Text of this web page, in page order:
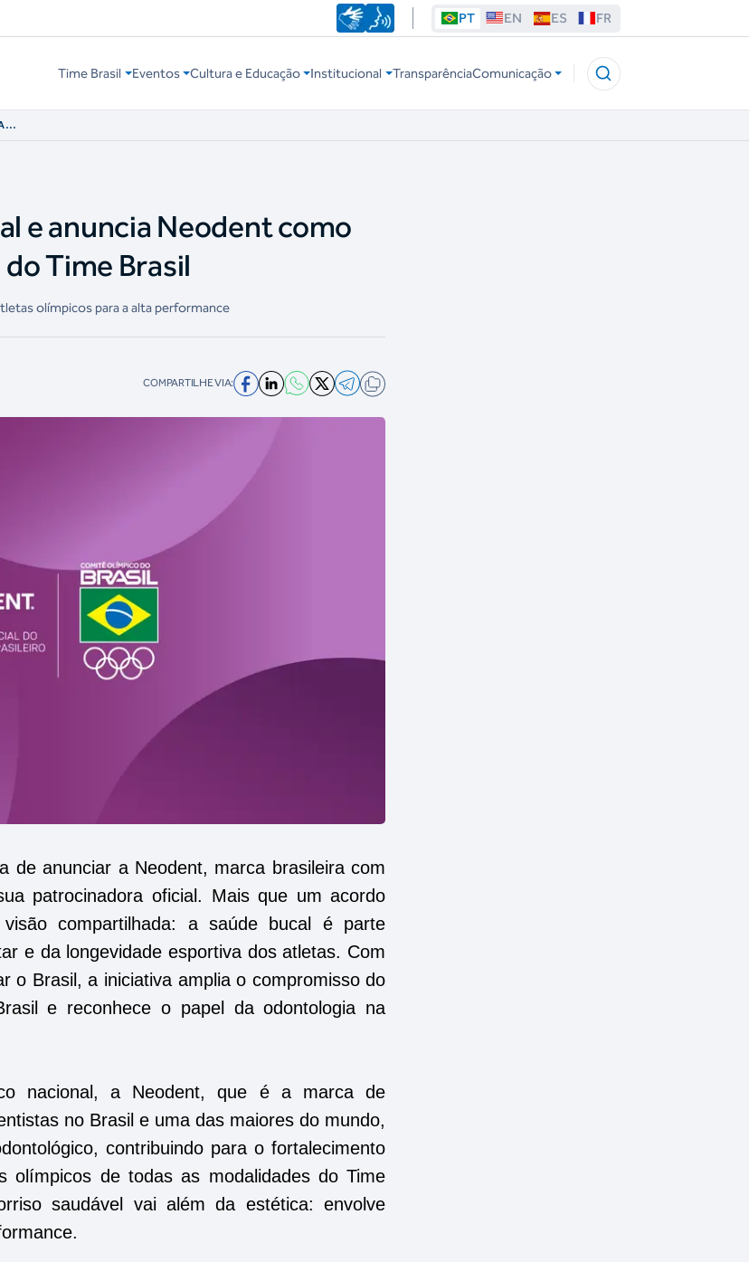
PT EN ES FR
Time Brasil Eventos Cultura e Educação Institucional TransparênciaComunicação
e anuncia Neodent como
Time Brasil
olímpicos para a alta performance
COMPARTILHE VIA:
de anunciar a Neodent, marca brasileira com
patrocinadora oficial. Mais que um acordo
compartilhada: a saúde bucal é parte
e da longevidade esportiva dos atletas. Com
o Brasil, a iniciativa amplia o compromisso do
e reconhece o papel da odontologia na
nacional, a Neodent, que é a marca de
no Brasil e uma das maiores do mundo,
contribuindo para o fortalecimento
olímpicos de todas as modalidades do Time
saudável vai além da estética: envolve